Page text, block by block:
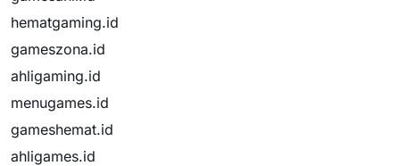
hematgaming.id
gameszona.id
ahligaming.id
menugames.id
gameshemat.id
ahligames.id